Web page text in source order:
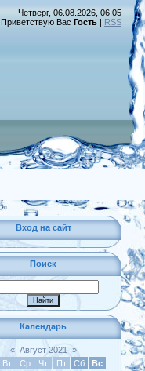
Четверг, 06.08.2026, 06:05
Приветствую Вас Гость | RSS
Вход на сайт
Поиск
Календарь
« Август 2021
»
Вт Ср Чт Пт Сб
Вс